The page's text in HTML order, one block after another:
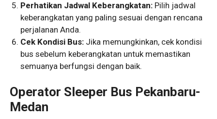
Perhatikan Jadwal Keberangkatan: Pilih jadwal
keberangkatan yang paling sesuai dengan rencana
perjalanan Anda.
Cek Kondisi Bus: Jika memungkinkan, cek kondisi
bus sebelum keberangkatan untuk memastikan
semuanya berfungsi dengan baik.
Operator Sleeper Bus Pekanbaru-
Medan